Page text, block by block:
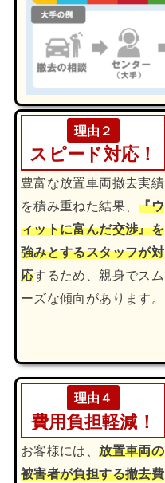
理由２
スピード対応！
豊富な放置車両撤去実績
を積み重ねた結果、 『ウ
ィットに富んだ交渉』を
強みとするスタッフが対
応するため、親身でスム
ーズな傾向があります。
理由４
費用負担軽減！
お客様には、放置車両の
被害者が負担する撤去費